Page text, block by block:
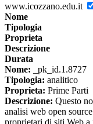
www.icozzano.edu.it
Nome
Tipologia
Proprieta
Descrizione
Durata
Nome: _pk_id.1.8727
Tipologia: analitico
Proprieta: Prime Parti
Descrizione: Questo
analisi web open
proprietari di siti Web